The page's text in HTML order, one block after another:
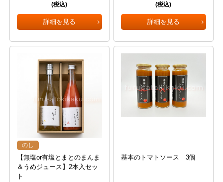
(税込)
詳細を見る
(税込)
詳細を見る
のし
【無塩or有塩とまとのまんま
＆うめジュース】2本入セッ
ト
基本のトマトソース 3個